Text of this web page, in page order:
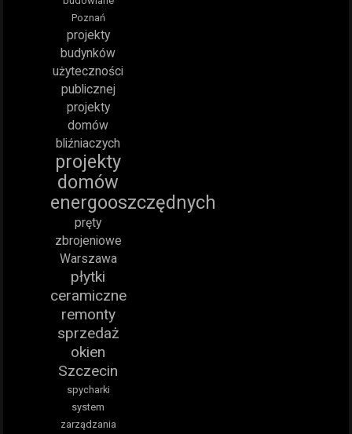
Poznań
projekty
budynków
użyteczności
publicznej
projekty
domów
bliźniaczych
projekty
domów
energooszczędnych
pręty
zbrojeniowe
Warszawa
płytki
ceramiczne
remonty
sprzedaż
okien
Szczecin
spycharki
system
zarządzania